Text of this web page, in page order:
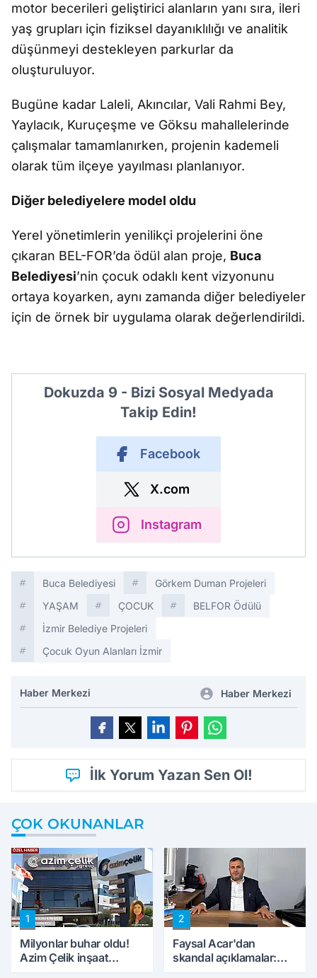
motor becerileri geliştirici alanların yanı sıra, ileri
yaş grupları için fiziksel dayanıklılığı ve analitik
düşünmeyi destekleyen parkurlar da
oluşturuluyor.
Bugüne kadar Laleli, Akıncılar, Vali Rahmi Bey,
Yaylacık, Kuruçeşme ve Göksu mahallelerinde
çalışmalar tamamlanırken, projenin kademeli
olarak tüm ilçeye yayılması planlanıyor.
Diğer belediyelere model oldu
Yerel yönetimlerin yenilikçi projelerini öne
çıkaran BEL-FOR’da ödül alan proje, Buca
Belediyesi’nin çocuk odaklı kent vizyonunu
ortaya koyarken, aynı zamanda diğer belediyeler
için de örnek bir uygulama olarak değerlendirildi.
Dokuzda 9 - Bizi Sosyal Medyada
Takip Edin!
Facebook
X.com
Instagram
Buca Belediyesi
Görkem Duman Projeleri
YAŞAM
ÇOCUK
BELFOR Ödülü
İzmir Belediye Projeleri
Çocuk Oyun Alanları İzmir
Haber Merkezi Haber Merkezi
İlk Yorum Yazan Sen Ol!
ÇOK OKUNANLAR
1
Milyonlar buhar oldu!
Azim Çelik inşaat
2
Faysal Acar'dan
skandal açıklamalar: